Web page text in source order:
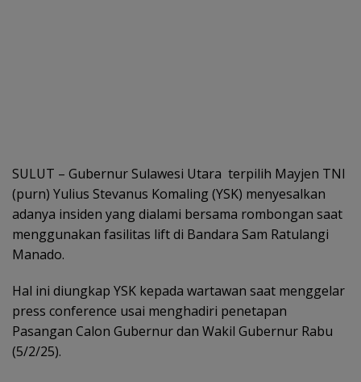
SULUT – Gubernur Sulawesi Utara terpilih Mayjen TNI
(purn) Yulius Stevanus Komaling (YSK) menyesalkan
adanya insiden yang dialami bersama rombongan saat
menggunakan fasilitas lift di Bandara Sam Ratulangi
Manado.
Hal ini diungkap YSK kepada wartawan saat menggelar
press conference usai menghadiri penetapan
Pasangan Calon Gubernur dan Wakil Gubernur Rabu
(5/2/25).